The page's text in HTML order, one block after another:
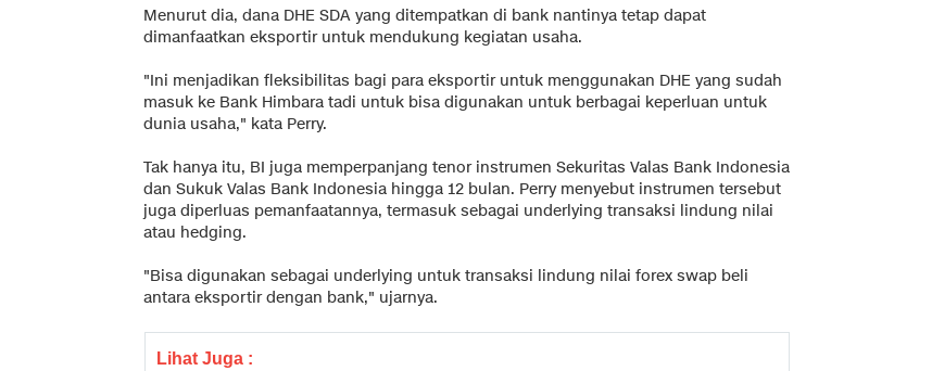
Menurut dia, dana DHE SDA yang ditempatkan di bank nantinya tetap dapat
dimanfaatkan eksportir untuk mendukung kegiatan usaha.
"Ini menjadikan fleksibilitas bagi para eksportir untuk menggunakan DHE yang sudah
masuk ke Bank Himbara tadi untuk bisa digunakan untuk berbagai keperluan untuk
dunia usaha," kata Perry.
Tak hanya itu, BI juga memperpanjang tenor instrumen Sekuritas Valas Bank Indonesia
dan Sukuk Valas Bank Indonesia hingga 12 bulan. Perry menyebut instrumen tersebut
juga diperluas pemanfaatannya, termasuk sebagai underlying transaksi lindung nilai
atau hedging.
"Bisa digunakan sebagai underlying untuk transaksi lindung nilai forex swap beli
antara eksportir dengan bank," ujarnya.
Lihat Juga :